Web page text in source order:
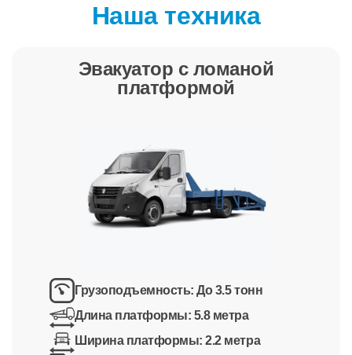
Наша техника
Эвакуатор с ломаной
платформой
Грузоподъемность:До 3.5 тонн
Длина платформы: 5.8 метра
Ширина платформы:2.2 метра